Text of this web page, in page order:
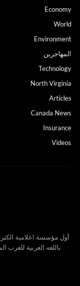
Economy
World
Environment
المهاجرين
Technology
North Virginia
Articles
Canada News
Insurance
Videos
أول مؤسسة اعلامية
باللغه العربية للعرب